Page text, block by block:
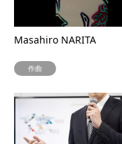
Masahiro NARITA
作曲